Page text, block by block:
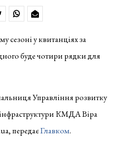
сезоні у квитанціях за
буде чотири рядки для
Управління розвитку
КМДА Віра
передаєГлавком.